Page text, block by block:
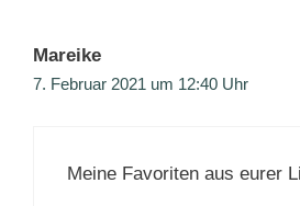
Mareike
7. Februar 2021 um 12:40 Uhr
Meine Favoriten aus eurer